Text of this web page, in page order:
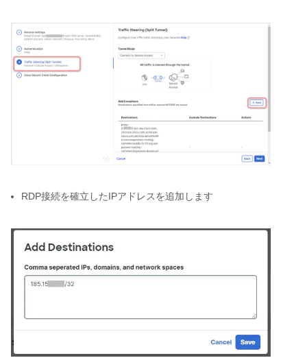
RDP接続を確立したIPアドレスを追加します